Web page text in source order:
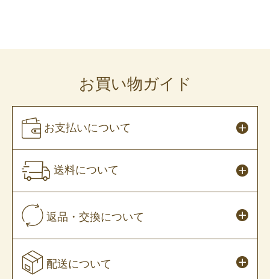
お買い物ガイド
お支払いについて
送料について
返品・交換について
配送について